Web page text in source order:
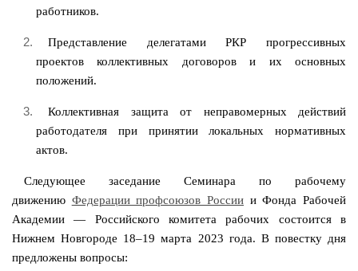
работников.
Представление делегатами РКР прогрессивных
проектов коллективных договоров и их основных
положений.
Коллективная защита от неправомерных действий
работодателя при принятии локальных нормативных
актов.
Следующее заседание Семинара по рабочему
движению Федерации профсоюзов России и Фонда Рабочей
Академии — Российского комитета рабочих состоится в
Нижнем Новгороде 18–19 марта 2023 года. В повестку дня
предложены вопросы: